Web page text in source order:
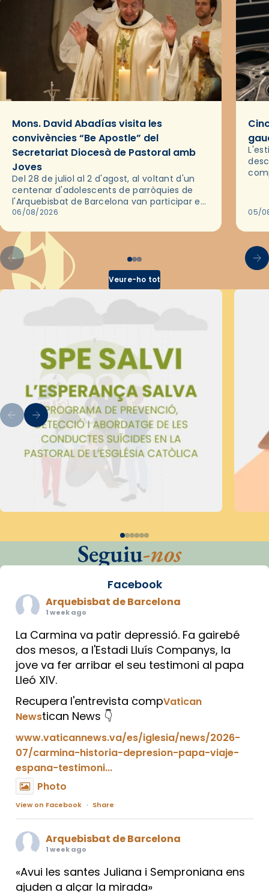
Mons. David Abadías visita les
convivències “Be Apostle” del
Secretariat Diocesà de Pastoral amb
Joves
Del 28 de juliol al 2 d'agost, al voltant d'un
centenar d'adolescents de parròquies de
l'Arquebisbat de Barcelona van participar en
les convivències Be Apostle, organitzades
06/08/2026 05/
Veure-ho tot
Seguiu-nos
Facebook
Arquebisbat de Barcelona
1 week ago
La Carmina va patir depressió. Fa gairebé
dos mesos, a l'Estadi Lluís Companys, la
jove va fer arribar el seu testimoni al papa
Lleó XIV.
Recupera l'entrevista compVatican
Newstican News 👇
www.vaticannews.va/es/iglesia/news/2026-
07/carmina-historia-depresion-papa-viaje-
espana-testimoni...
Photo
View on Facebook · Share
Arquebisbat de Barcelona
1 week ago
«Avui les santes Juliana i Semproniana ens
ajuden a alçar la mirada»